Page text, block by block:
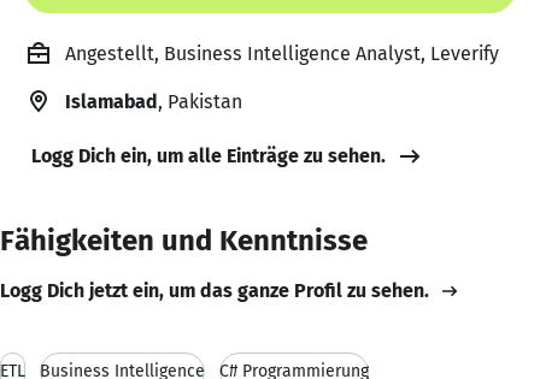
Angestellt, Business Intelligence Analyst, Leverify
Islamabad, Pakistan
Logg Dich ein, um alle Einträge zu sehen.
Fähigkeiten und Kenntnisse
Logg Dich jetzt ein, um das ganze Profil zu sehen.
ETL Business Intelligence C# Programmierung